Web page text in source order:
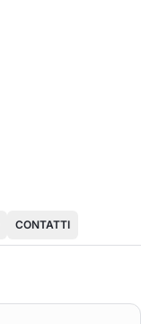
CONTATTI